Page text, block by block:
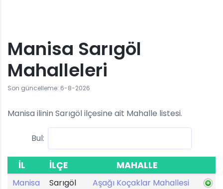
Manisa Sarıgöl
Mahalleleri
Son güncelleme: 6-8-2026
Manisa ilinin Sarıgöl ilçesine ait Mahalle listesi.
Bul:
İL İLÇE MAHALLE
Manisa Sarıgöl
Aşağı Koçaklar Mahallesi